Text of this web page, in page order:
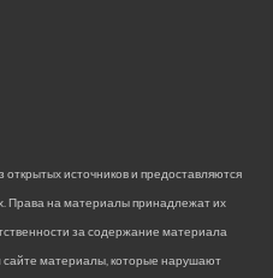
источников и предоставляются
Права на материалы принадлежат их
за содержание материала
материалы, которые нарушают